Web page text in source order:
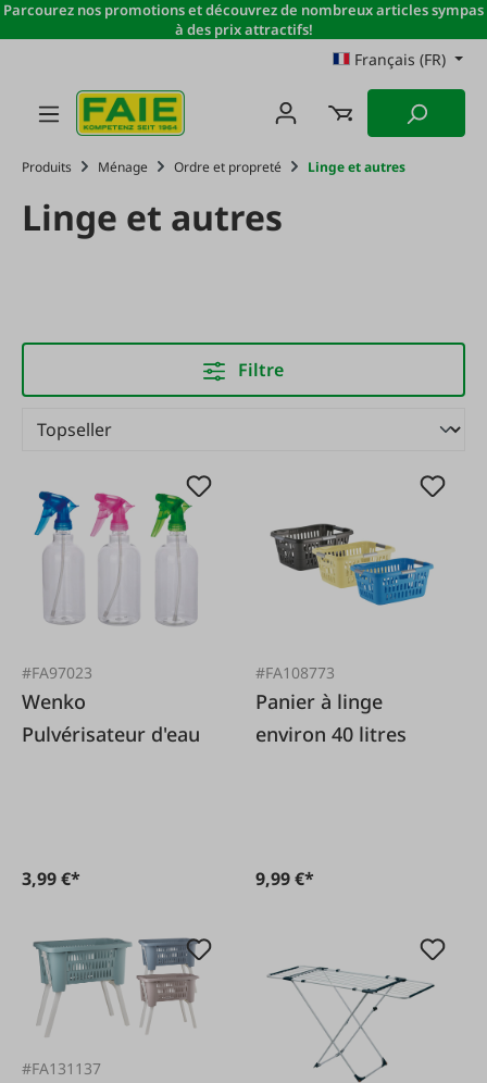
Passer au contenu principal
Parcourez nos promotions et découvrez de nombreux articles sympas
à des prix attractifs!
Français (FR)
Produits Ménage Ordre et propreté Linge et autres
Linge et autres
Filtre
#FA97023
Wenko
Pulvérisateur d'eau
3,99 €*
#FA108773
Panier à linge
environ 40 litres
9,99 €*
#FA131137